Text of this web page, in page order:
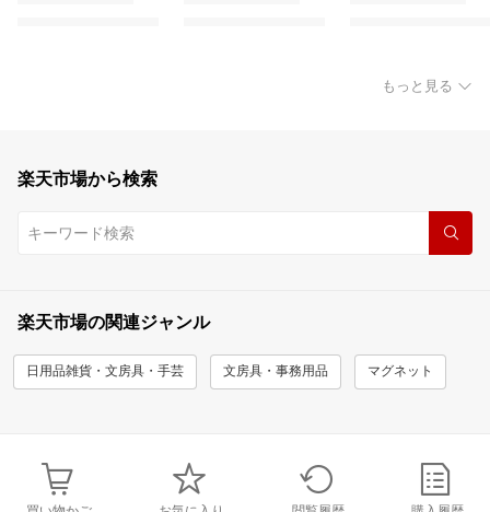
もっと見る
楽天市場から検索
楽天市場の関連ジャンル
日用品雑貨・文房具・手芸 文房具・事務用品 マグネット